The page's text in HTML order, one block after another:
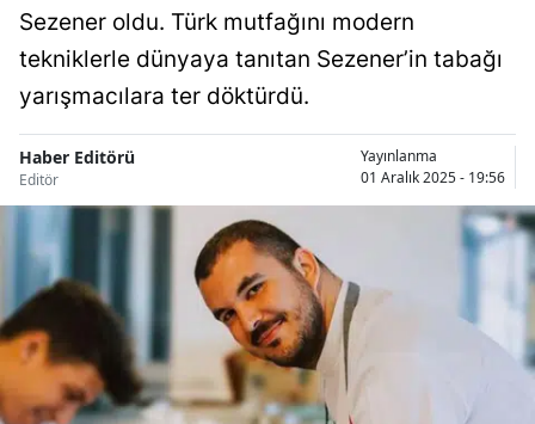
Sezener oldu. Türk mutfağını modern
tekniklerle dünyaya tanıtan Sezener’in tabağı
yarışmacılara ter döktürdü.
Haber Editörü
Editör
Yayınlanma
01 Aralık 2025 - 19:56